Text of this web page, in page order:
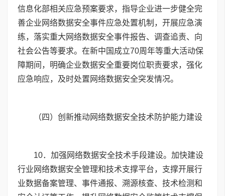
信息化部相关应急预案要求，指导企业进一步健全完
善企业网络数据安全事件应急处置机制，开展应急演
练，落实重大网络数据安全事件报告、调查追责、向
社会公告等要求。在新中国成立70周年等重大活动保
障期间，明确企业数据安全重要岗位职责要求，强化
应急响应，及时处置网络数据安全突发情况。
（四）创新推动网络数据安全技术防护能力建设
10．加强网络数据安全技术手段建设。加快建设
行业网络数据安全管理和技术支撑平台，支撑开展行
业数据备案管理、事件通报、溯源核查、技术检测和